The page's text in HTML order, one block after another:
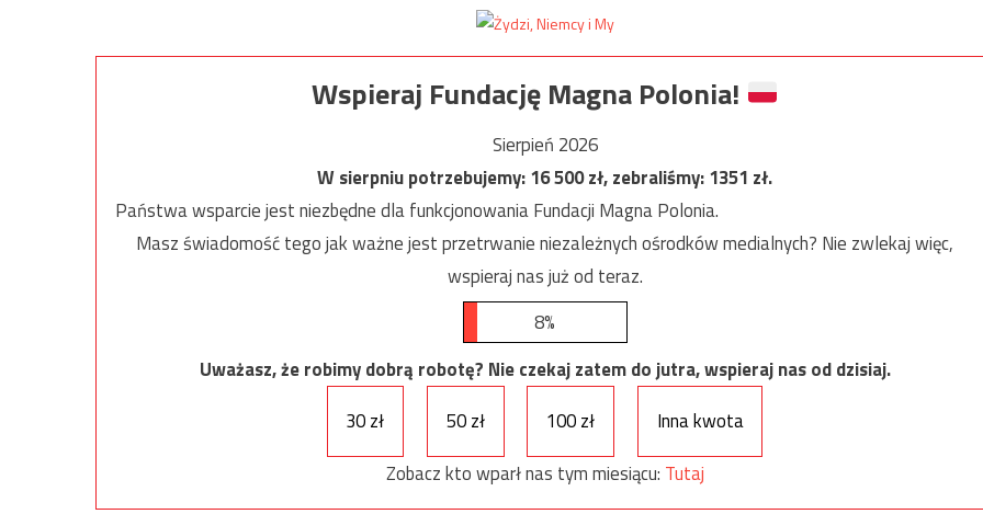
Wspieraj Fundację Magna Polonia!
Sierpień 2026
W sierpniu potrzebujemy:16 500zł, zebraliśmy:1351 zł.
Państwa wsparcie jest niezbędne dla funkcjonowania Fundacji Magna Polonia.
Masz świadomość tego jak ważne jest przetrwanie niezależnych ośrodków medialnych? Nie zwlekaj więc,
wspieraj nas już od teraz.
8%
Uważasz, że robimy dobrą robotę? Nie czekaj zatem do jutra, wspieraj nas od dzisiaj.
30 zł
50 zł 100 zł
Inna kwota
Zobacz kto wparł nas tym miesiącu: Tutaj